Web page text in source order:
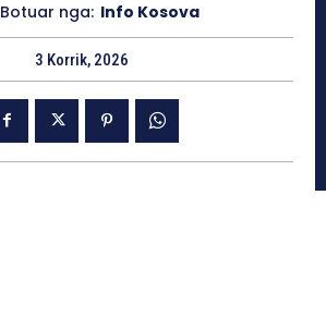
Botuar nga: Info Kosova
3 Korrik, 2026